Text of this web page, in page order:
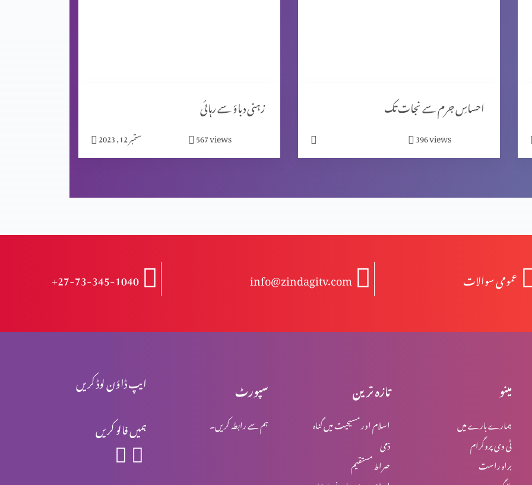
زہنی دباؤ سے رہائی
ستمبر 12, 2023 567views
احساسِ جرم سے نجات تک
396views
+27-73-345-1040 info@zindagitv.com عمومی سوالات
ایپ ڈاؤن لوڈ کریں
ہمیں فالو کریں
سپورٹ
ہم سے رابطہ کریں۔
تازہ ترین
اسلام اور مسیحیت میں گناہ
ذمی
صراط مستقیم
مینو
ہمارے بارے میں
ٹی وی پروگرام
براہ راست